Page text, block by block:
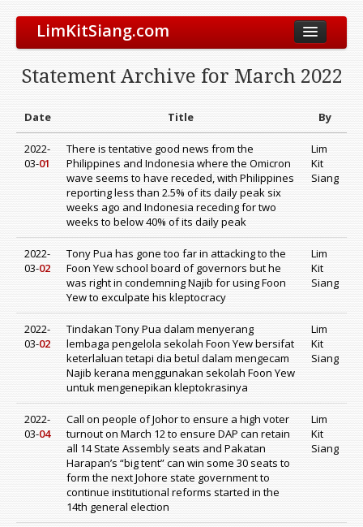
LimKitSiang.com
Blog
Chinese Blog
Archive
Donate to DAP
Statement Archive for March 2022
Date Title By
2022-
03-01
There is tentative good news from the
Philippines and Indonesia where the Omicron
wave seems to have receded, with Philippines
reporting less than 2.5% of its daily peak six
weeks ago and Indonesia receding for two
weeks to below 40% of its daily peak
Lim
Kit
Siang
2022-
03-02
Tony Pua has gone too far in attacking to the
Foon Yew school board of governors but he
was right in condemning Najib for using Foon
Yew to exculpate his kleptocracy
Lim
Kit
Siang
2022-
03-02
Tindakan Tony Pua dalam menyerang
lembaga pengelola sekolah Foon Yew bersifat
keterlaluan tetapi dia betul dalam mengecam
Najib kerana menggunakan sekolah Foon Yew
untuk mengenepikan kleptokrasinya
Lim
Kit
Siang
2022-
03-04
Call on people of Johor to ensure a high voter
turnout on March 12 to ensure DAP can retain
all 14 State Assembly seats and Pakatan
Harapan’s “big tent” can win some 30 seats to
form the next Johore state government to
continue institutional reforms started in the
14th general election
Lim
Kit
Siang